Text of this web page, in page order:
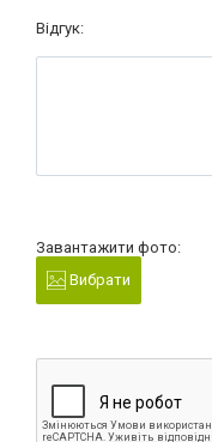
Відгук:
Завантажити фото:
Вибрати